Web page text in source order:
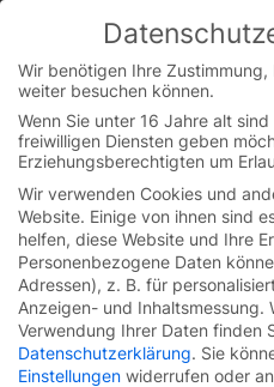
You are currently on
Switch to the English
Skip
content
Startseite /Blog/Die
fällt im virtuellen Raum
Wir benötigen Ihre
weiter besuchen können.
Wenn Sie unter 16 Jahre alt
freiwilligen Diensten geben
Erziehungsberechtigten um
Wir verwenden Cookies und
Website. Einige von ihnen sind
helfen, diese Website und Ihre
Personenbezogene Daten
Adressen), z. B. für
Anzeigen- und Inhaltsmessung.
Verwendung Ihrer Daten finden
Datenschutzerklärung. Sie
Einstellungen widerrufen oder